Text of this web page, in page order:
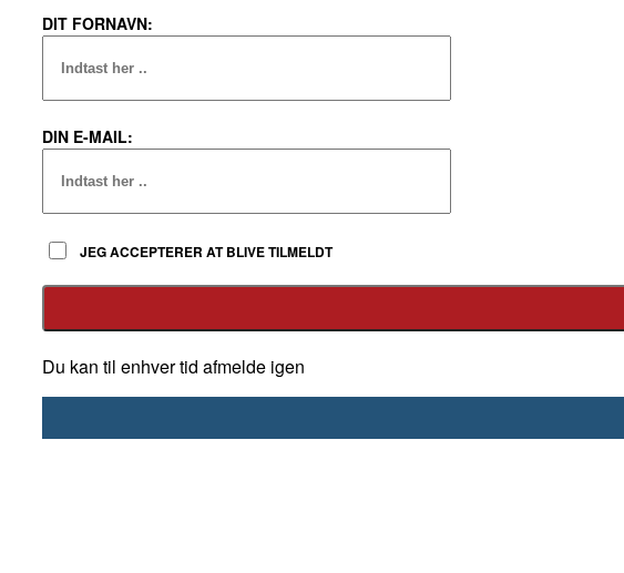
DIT FORNAVN:
DIN E-MAIL:
JEG ACCEPTERER AT BLIVE TILMELDT
Du kan til enhver tid afmelde igen